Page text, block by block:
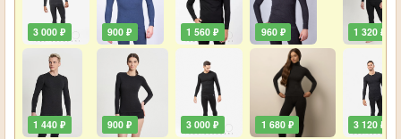
3 000 ₽
1 440 ₽
900 ₽
900 ₽
1 560 ₽
3 000 ₽
960 ₽
1 680 ₽
1 320 ₽
3 120 ₽